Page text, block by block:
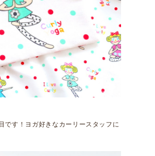
す！ヨガ好きなカーリースタッフに